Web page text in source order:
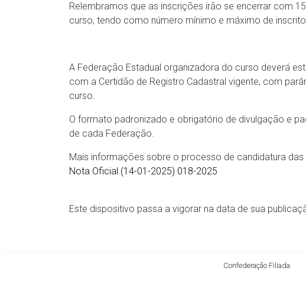
Relembramos que as inscrições irão se encerrar com
curso, tendo como número mínimo e máximo de
A Federação Estadual organizadora do curso deverá
com a Certidão de Registro Cadastral vigente, com
curso.
O formato padronizado e obrigatório de divulgação e
de cada Federação.
Mais informações sobre o processo de candidatura
Nota Oficial (14-01-2025) 018-2025
Este dispositivo passa a vigorar na data de sua
Confederação Filiada